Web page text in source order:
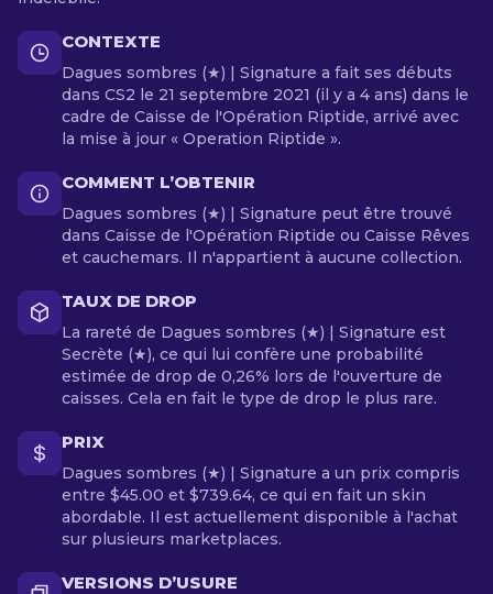
CONTEXTE
Dagues sombres (★) | Signature a fait ses débuts
dans CS2 le 21 septembre 2021 (il y a 4 ans) dans le
cadre de Caisse de l'Opération Riptide, arrivé avec
la mise à jour « Operation Riptide ».
COMMENT L’OBTENIR
Dagues sombres (★) | Signature peut être trouvé
dans Caisse de l'Opération Riptide ou Caisse Rêves
et cauchemars. Il n'appartient à aucune collection.
TAUX DE DROP
La rareté de Dagues sombres (★) | Signature est
Secrète (★), ce qui lui confère une probabilité
estimée de drop de 0,26% lors de l'ouverture de
caisses. Cela en fait le type de drop le plus rare.
PRIX
Dagues sombres (★) | Signature a un prix compris
entre $45.00 et $739.64, ce qui en fait un skin
abordable. Il est actuellement disponible à l'achat
sur plusieurs marketplaces.
VERSIONS D’USURE